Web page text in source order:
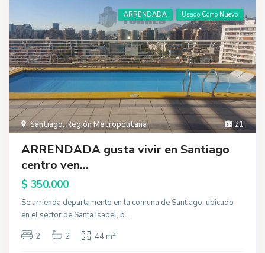
21
Santiago,Región Metropolitana
ARRENDADA Usado Como Nuevo
ARRENDADA gusta vivir en Santiago
centro ven...
$ 350.000
Se arrienda departamento en la comuna de Santiago, ubicado
en el sector de Santa Isabel, b ...
2
2 44 m2